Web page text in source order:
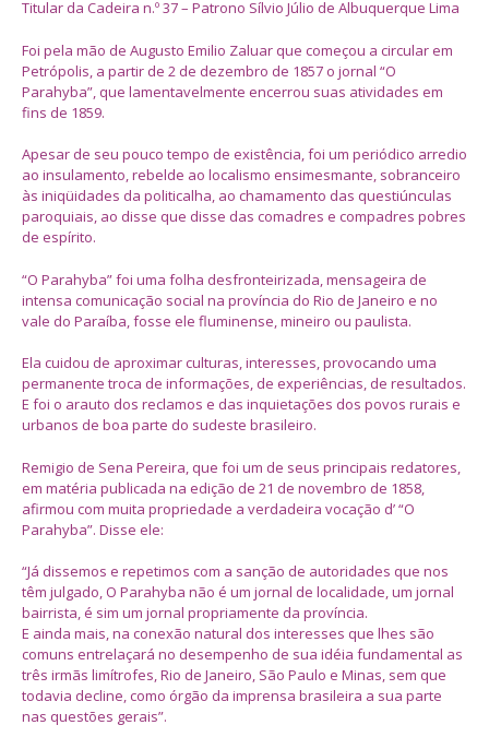
Titular da Cadeira n.º 37 – Patrono Sílvio Júlio de Albuquerque Lima
Foi pela mão de Augusto Emilio Zaluar que começou a circular em
Petrópolis, a partir de 2 de dezembro de 1857 o jornal “O
Parahyba”, que lamentavelmente encerrou suas atividades em
fins de 1859.
Apesar de seu pouco tempo de existência, foi um periódico arredio
ao insulamento, rebelde ao localismo ensimesmante, sobranceiro
às iniqüidades da politicalha, ao chamamento das questiúnculas
paroquiais, ao disse que disse das comadres e compadres pobres
de espírito.
“O Parahyba” foi uma folha desfronteirizada, mensageira de
intensa comunicação social na província do Rio de Janeiro e no
vale do Paraíba, fosse ele fluminense, mineiro ou paulista.
Ela cuidou de aproximar culturas, interesses, provocando uma
permanente troca de informações, de experiências, de resultados.
E foi o arauto dos reclamos e das inquietações dos povos rurais e
urbanos de boa parte do sudeste brasileiro.
Remigio de Sena Pereira, que foi um de seus principais redatores,
em matéria publicada na edição de 21 de novembro de 1858,
afirmou com muita propriedade a verdadeira vocação d’ “O
Parahyba”. Disse ele:
“Já dissemos e repetimos com a sanção de autoridades que nos
têm julgado, O Parahyba não é um jornal de localidade, um jornal
bairrista, é sim um jornal propriamente da província.
E ainda mais, na conexão natural dos interesses que lhes são
comuns entrelaçará no desempenho de sua idéia fundamental as
três irmãs limítrofes, Rio de Janeiro, São Paulo e Minas, sem que
todavia decline, como órgão da imprensa brasileira a sua parte
nas questões gerais”.